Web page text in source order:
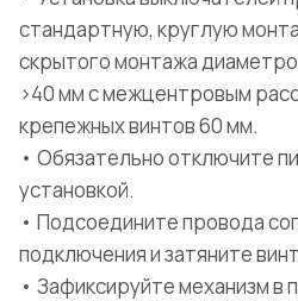
стандартную, круглую
скрытого монтажа
>40 мм с межцентровым
крепежных винтов 60 мм.
• Обязательно отключите
установкой.
• Подсоедините провода
подключения и затяните
• Зафиксируйте механизм в